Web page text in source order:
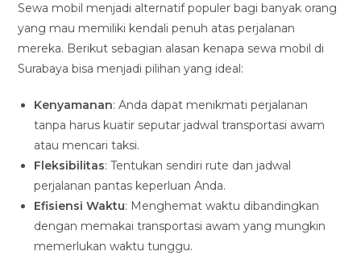
Sewa mobil menjadi alternatif populer bagi banyak orang
yang mau memiliki kendali penuh atas perjalanan
mereka. Berikut sebagian alasan kenapa sewa mobil di
Surabaya bisa menjadi pilihan yang ideal:
Kenyamanan: Anda dapat menikmati perjalanan
tanpa harus kuatir seputar jadwal transportasi awam
atau mencari taksi.
Fleksibilitas: Tentukan sendiri rute dan jadwal
perjalanan pantas keperluan Anda.
Efisiensi Waktu: Menghemat waktu dibandingkan
dengan memakai transportasi awam yang mungkin
memerlukan waktu tunggu.